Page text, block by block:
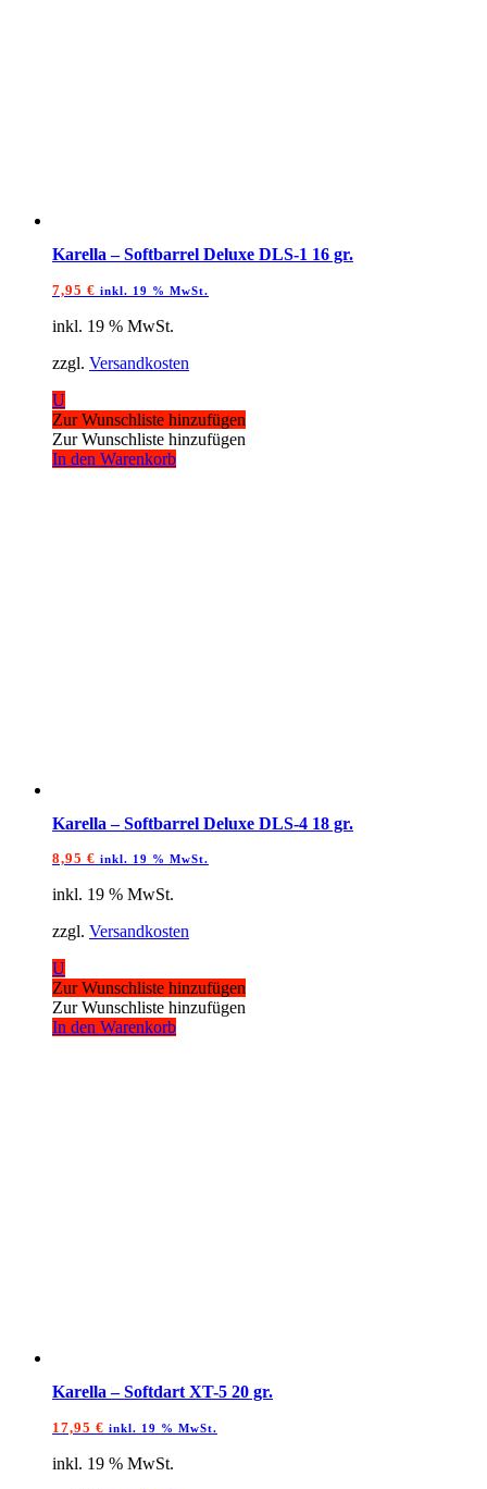
Karella – Softbarrel Deluxe DLS-1 16 gr.
7,95 € inkl. 19 % MwSt.
inkl. 19 % MwSt.
zzgl. Versandkosten
U
Zur Wunschliste hinzufügen
Zur Wunschliste hinzufügen
In den Warenkorb
Karella – Softbarrel Deluxe DLS-4 18 gr.
8,95 € inkl. 19 % MwSt.
inkl. 19 % MwSt.
zzgl. Versandkosten
U
Zur Wunschliste hinzufügen
Zur Wunschliste hinzufügen
In den Warenkorb
Karella – Softdart XT-5 20 gr.
17,95 € inkl. 19 % MwSt.
inkl. 19 % MwSt.